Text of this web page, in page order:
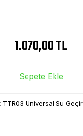
1.070,00 TL
Sepete Ekle